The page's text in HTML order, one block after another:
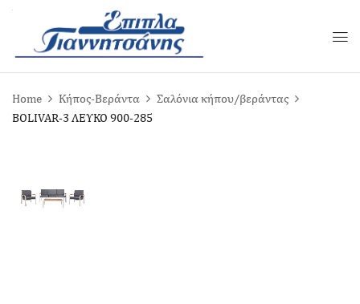
Home Κήπος-Βεράντα
Σαλόνια κήπου/βεράντας
BOLIVAR-3 ΛΕΥΚΟ 900-285